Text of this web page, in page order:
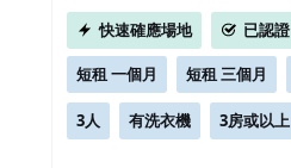
快速確應場地
已認證
短租 一個月 短租 三個月
3人 有洗衣機 3房或以上